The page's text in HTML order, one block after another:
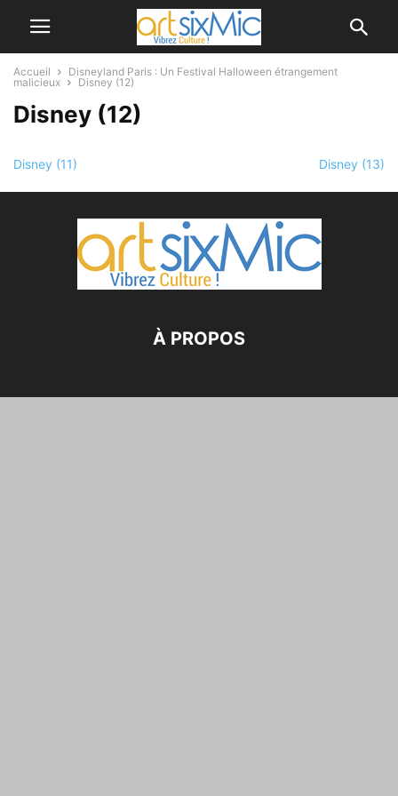
Accueil
Disneyland Paris : Un Festival Halloween étrangement
malicieux
Disney (12)
Disney (12)
Disney (11) Disney (13)
À PROPOS